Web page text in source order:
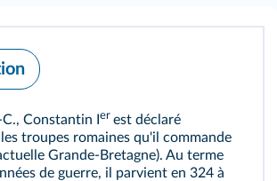
Constantin I er est déclaré
troupes romaines qu'il commande
Grande-Bretagne). Au terme
de guerre, il parvient en 324 à